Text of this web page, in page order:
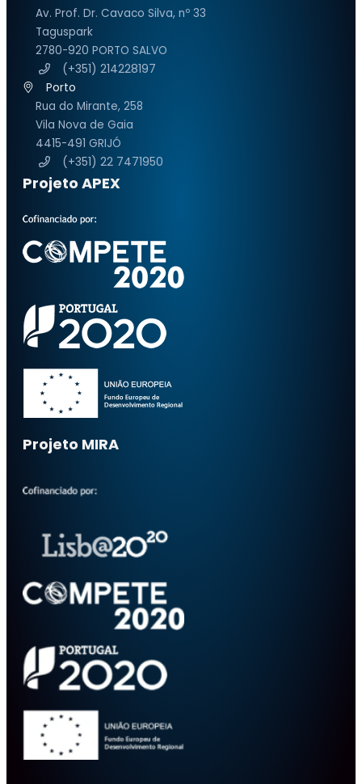
Av. Prof. Dr. Cavaco Silva, nº 33
Taguspark
2780-920 PORTO SALVO
(+351) 214228197
Porto
Rua do Mirante, 258
Vila Nova de Gaia
4415-491 GRIJÓ
(+351) 22 7471950
Projeto APEX
Projeto MIRA